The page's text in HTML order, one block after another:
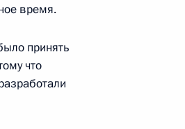
время.
принять
что